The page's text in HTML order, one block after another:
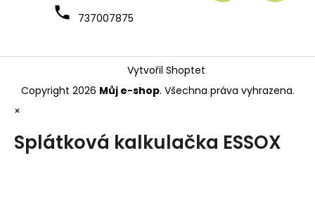
737007875
Vytvořil Shoptet
Copyright 2026 Můj e-shop. Všechna práva vyhrazena.
×
Splátková kalkulačka ESSOX